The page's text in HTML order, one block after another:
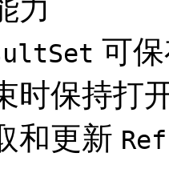
力
可
时保持打
和更新 Ref